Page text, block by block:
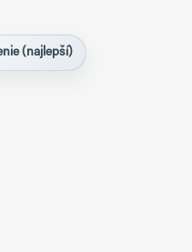
(najlepší)